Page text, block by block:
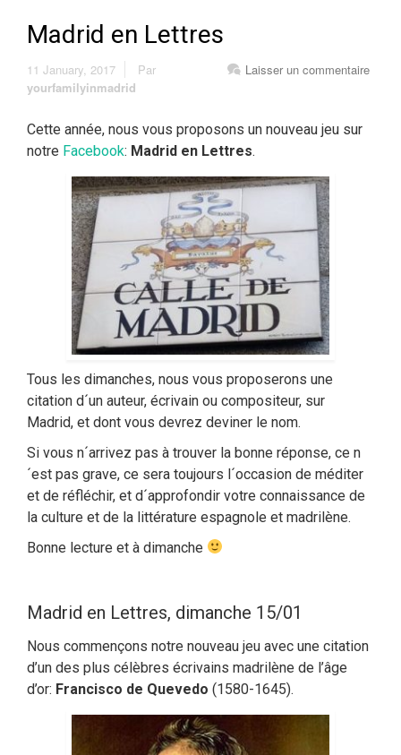
Madrid en Lettres
11 January, 2017 Laisser un commentaire
Par
yourfamilyinmadrid
Cette année, nous vous proposons un nouveau jeu sur
notre Facebook: Madrid en Lettres.
Tous les dimanches, nous vous proposerons une
citation d´un auteur, écrivain ou compositeur, sur
Madrid, et dont vous devrez deviner le nom.
Si vous n´arrivez pas à trouver la bonne réponse, ce n
´est pas grave, ce sera toujours l´occasion de méditer
et de réfléchir, et d´approfondir votre connaissance de
la culture et de la littérature espagnole et madrilène.
Bonne lecture et à dimanche
Madrid en Lettres, dimanche 15/01
Nous commençons notre nouveau jeu avec une citation
d’un des plus célèbres écrivains madrilène de l’âge
d’or: Francisco de Quevedo (1580-1645).